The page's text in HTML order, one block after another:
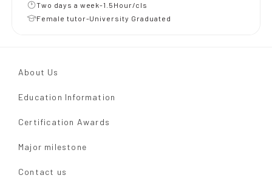
Two days a week-1.5Hour/cls
Female tutor-University Graduated
About Us
Education Information
Certification Awards
Major milestone
Contact us